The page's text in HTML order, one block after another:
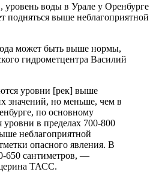
уровень воды в Урале у Оренбурге
подняться выше неблагоприятной
может быть выше нормы,
гидрометцентра Василий
уровни [рек] выше
значений, но меньше, чем в
по основному
в пределах 700-800
неблагоприятной
опасного явления. В
650 сантиметров, —
ТАСС.